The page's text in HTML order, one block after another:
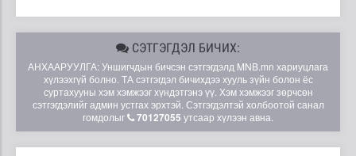
СЭТГЭГДЭЛ БИЧИХ:
АНХААРУУЛГА: Уншигчдын бичсэн сэтгэгдэлд MNB.mn хариуцлага
хүлээхгүй болно. ТА сэтгэгдэл бичихдээ хууль зүйн болон ёс
суртахууны хэм хэмжээг хүндэтгэнэ үү. Хэм хэмжээг зөрчсөн
сэтгэгдэлийг админ устгах эрхтэй. Сэтгэгдэлтэй холбоотой санал
гомдолыг
70127055 утсаар хүлээн авна.